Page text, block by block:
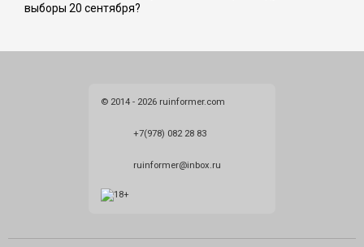
выборы 20 сентября?
© 2014 - 2026 ruinformer.com
+7(978) 082 28 83
ruinformer@inbox.ru